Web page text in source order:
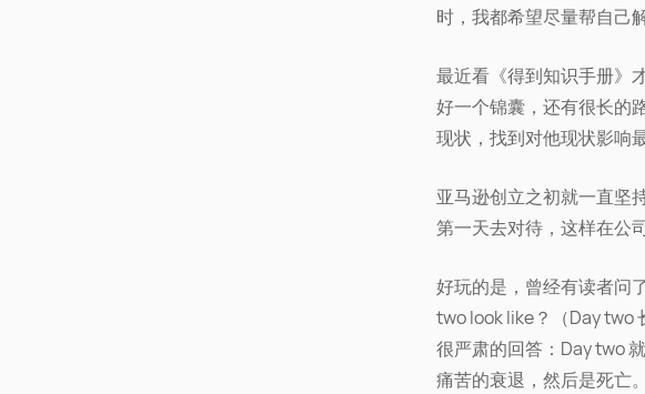
时，我都希望尽量帮自己
最近看《得到知识手册》
好一个锦囊，还有很长的
现状，找到对他现状影响
亚马逊创立之初就一直坚
第一天去对待，这样在公
好玩的是，曾经有读者问
two look like？（Day two
很严肃的回答：Day two
痛苦的衰退，然后是死亡